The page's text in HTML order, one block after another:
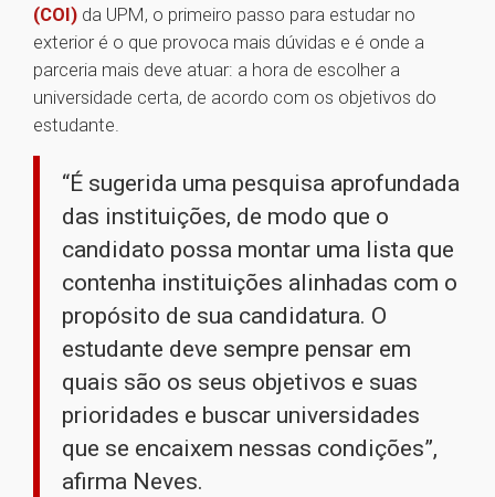
(COI) da UPM, o primeiro passo para estudar no
exterior é o que provoca mais dúvidas e é onde a
parceria mais deve atuar: a hora de escolher a
universidade certa, de acordo com os objetivos do
estudante.
“É sugerida uma pesquisa aprofundada
das instituições, de modo que o
candidato possa montar uma lista que
contenha instituições alinhadas com o
propósito de sua candidatura. O
estudante deve sempre pensar em
quais são os seus objetivos e suas
prioridades e buscar universidades
que se encaixem nessas condições”,
afirma Neves.